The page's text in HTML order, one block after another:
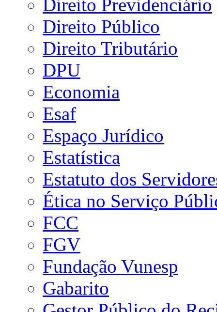
Direito Previdenciário
Direito Público
Direito Tributário
DPU
Economia
Esaf
Espaço Jurídico
Estatística
Estatuto dos
Ética no Serviço
FCC
FGV
Fundação Vunesp
Gabarito